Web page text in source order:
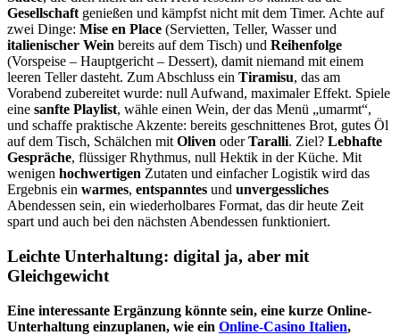
Gesellschaft genießen und kämpfst nicht mit dem Timer. Achte auf
zwei Dinge: Mise en Place (Servietten, Teller, Wasser und
italienischer Wein bereits auf dem Tisch) und Reihenfolge
(Vorspeise – Hauptgericht – Dessert), damit niemand mit einem
leeren Teller dasteht. Zum Abschluss ein Tiramisu, das am
Vorabend zubereitet wurde: null Aufwand, maximaler Effekt. Spiele
eine sanfte Playlist, wähle einen Wein, der das Menü „umarmt“,
und schaffe praktische Akzente: bereits geschnittenes Brot, gutes Öl
auf dem Tisch, Schälchen mit Oliven oderTaralli. Ziel? Lebhafte
Gespräche, flüssiger Rhythmus, null Hektik in der Küche. Mit
wenigen hochwertigen Zutaten und einfacher Logistik wird das
Ergebnis ein warmes, entspanntes und unvergessliches
Abendessen sein, ein wiederholbares Format, das dir heute Zeit
spart und auch bei den nächsten Abendessen funktioniert.
Leichte Unterhaltung: digital ja, aber mit
Gleichgewicht
Eine interessante Ergänzung könnte sein, eine kurze Online-
Unterhaltung einzuplanen, wie ein Online-Casino Italien,